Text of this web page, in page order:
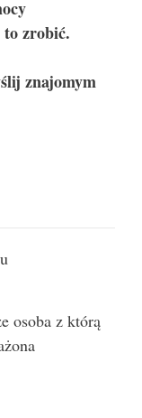
zrobić.
znajomym
osoba z którą